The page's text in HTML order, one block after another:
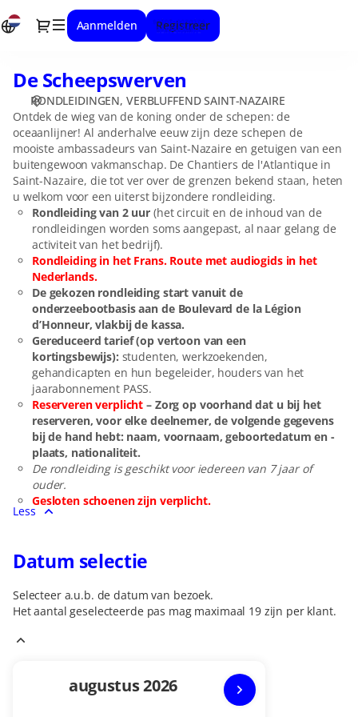
Dialog
Aanmelden Registreer
selectie
Verbluffend
Saint-
Nazaire
De
Scheepswerven
De Scheepswerven
RONDLEIDINGEN VERBLUFFEND SAINT-NAZAIRE
Ontdek de wieg van de koning onder de schepen: de
oceaanlijner! Al anderhalve eeuw zijn deze schepen de
mooiste ambassadeurs van Saint-Nazaire en getuigen van een
buitengewoon vakmanschap. De Chantiers de l'Atlantique in
Saint-Nazaire, die tot ver over de grenzen bekend staan, heten
u welkom voor een uiterst bijzondere rondleiding.
Rondleiding van 2 uur (het circuit en de inhoud van de
rondleidingen worden soms aangepast, al naar gelang de
activiteit van het bedrijf).
Rondleiding in het Frans. Route met audiogids in het
Nederlands.
De gekozen rondleiding start vanuit de
onderzeebootbasis aan de Boulevard de la Légion
d’Honneur, vlakbij de kassa.
Gereduceerd tarief (op vertoon van een
kortingsbewijs): studenten, werkzoekenden,
gehandicapten en hun begeleider, houders van het
jaarabonnement PASS.
Reserveren verplicht– Zorg op voorhand dat u bij het
reserveren, voor elke deelnemer, de volgende gegevens
bij de hand hebt: naam, voornaam, geboortedatum en -
plaats, nationaliteit.
De rondleiding is geschikt voor iedereen van 7 jaar of
ouder.
Gesloten schoenen zijn verplicht.
Less
Datum selectie
Selecteer a.u.b. de datum van bezoek.
Het aantal geselecteerde pas mag maximaal 19zijn per klant.
Current
augustus2026